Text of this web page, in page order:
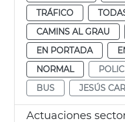
TRÁFICO
CAMINS AL GRAU
EN PORTADA
NORMAL
BUS
JESÚS
Actuaciones